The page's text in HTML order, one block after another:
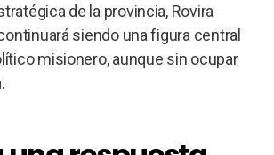
de la provincia, Rovira
siendo una figura central
misionero, aunque sin ocupar